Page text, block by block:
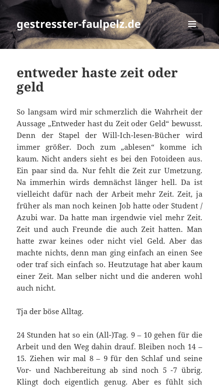
gestresster-faulpelz.de
MENÜ
UND
entweder haste zeit oder
geld
So langsam wird mir schmerzlich die Wahrheit der
Aussage „Entweder hast du Zeit oder Geld“ bewusst.
Denn der Stapel der Will-Ich-lesen-Bücher wird
immer größer. Doch zum „ablesen“ komme ich
kaum. Nicht anders sieht es bei den Fotoideen aus.
Ein paar sind da. Nur fehlt die Zeit zur Umetzung.
Na immerhin wirds demnächst länger hell. Da ist
vielleicht dafür nach der Arbeit mehr Zeit. Zeit, ja
früher als man noch keinen Job hatte oder Student /
Azubi war. Da hatte man irgendwie viel mehr Zeit.
Zeit und auch Freunde die auch Zeit hatten. Man
hatte zwar keines oder nicht viel Geld. Aber das
machte nichts, denn man ging einfach an einen See
oder traf sich einfach so. Heutzutage hat aber kaum
einer Zeit. Man selber nicht und die anderen wohl
auch nicht.
Tja der böse Alltag.
24 Stunden hat so ein (All-)Tag. 9 – 10 gehen für die
Arbeit und den Weg dahin drauf. Bleiben noch 14 –
15. Ziehen wir mal 8 – 9 für den Schlaf und seine
Vor- und Nachbereitung ab sind noch 5 -7 übrig.
Klingt doch eigentlich genug. Aber es fühlt sich